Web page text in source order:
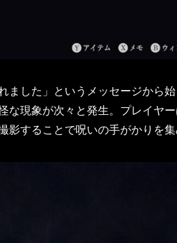
した」というメッセージから
な現象が次々と発生。​プレイヤ
することで呪いの手がかりを集